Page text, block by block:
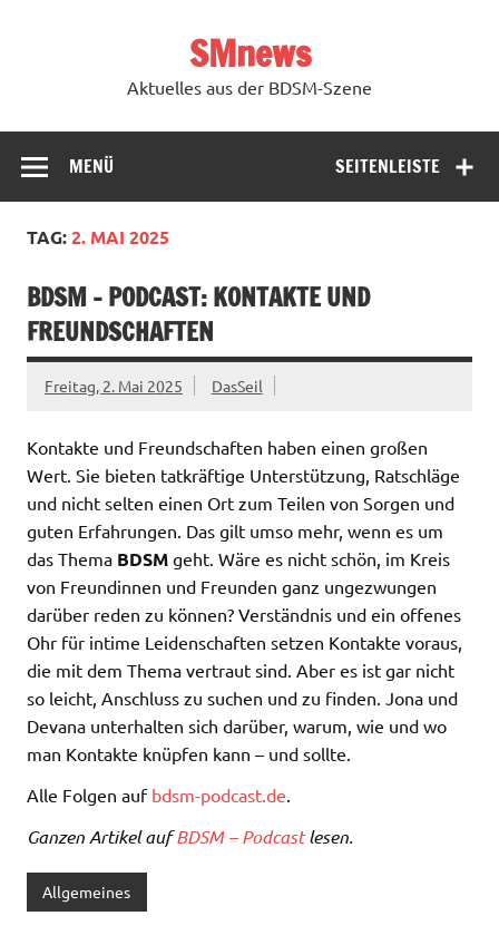
SMnews
Aktuelles aus der BDSM-Szene
SEITENLEISTE
MENÜ
TAG:2. MAI 2025
BDSM – PODCAST: KONTAKTE UND
FREUNDSCHAFTEN
Freitag, 2. Mai 2025 DasSeil
Kontakte und Freundschaften haben einen großen
Wert. Sie bieten tatkräftige Unterstützung, Ratschläge
und nicht selten einen Ort zum Teilen von Sorgen und
guten Erfahrungen. Das gilt umso mehr, wenn es um
das Thema BDSM geht. Wäre es nicht schön, im Kreis
von Freundinnen und Freunden ganz ungezwungen
darüber reden zu können? Verständnis und ein offenes
Ohr für intime Leidenschaften setzen Kontakte voraus,
die mit dem Thema vertraut sind. Aber es ist gar nicht
so leicht, Anschluss zu suchen und zu finden. Jona und
Devana unterhalten sich darüber, warum, wie und wo
man Kontakte knüpfen kann – und sollte.
Alle Folgen auf ⁠⁠bdsm-podcast.de⁠
Ganzen Artikel aufBDSM – Podcastlesen.
Allgemeines